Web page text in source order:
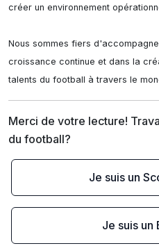
créer un environnement
Nous sommes fiers
croissance continue et dans la
talents du football à travers le
Merci de votre lecture!
du football?
Je suis un
Je suis un